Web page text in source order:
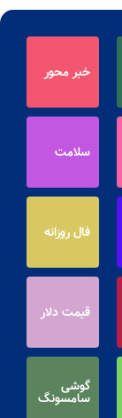
خبر محور
سلامت
فال روزانه
قیمت دلار
گوشی
سامسونگ